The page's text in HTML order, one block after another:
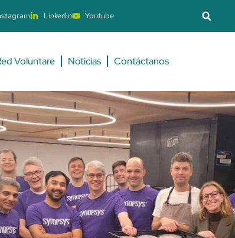
Linkedin Youtube
Voluntare Noticias Contáctanos